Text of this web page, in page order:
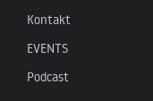
Kontakt
EVENTS
Podcast